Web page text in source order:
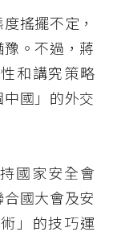
搖擺不定，
。不過，蔣
和講究策略
國」的外交
國家安全會
國大會及安
」的技巧運